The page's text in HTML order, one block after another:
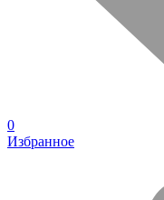
0
Избранное